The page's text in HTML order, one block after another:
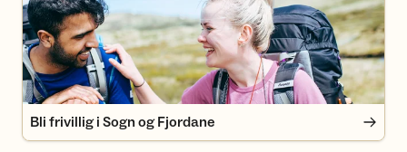
Bli frivillig i Sogn og Fjordane